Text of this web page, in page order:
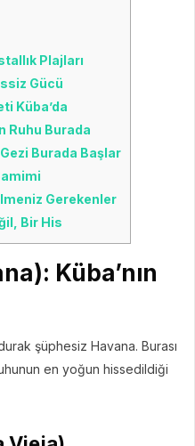
Plajları
Gücü
Küba’da
Ruhu Burada
Gezi Burada Başlar
Gerekenler
Bir His
Küba’nın
şüphesiz Havana. Burası
en yoğun hissedildiği